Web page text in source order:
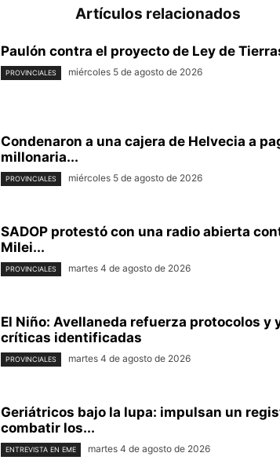
Artículos relacionados
Paulón contra el proyecto de Ley de
PROVINCIALES miércoles 5 de agosto de 2026
Condenaron a una cajera de Helvecia a
millonaria...
PROVINCIALES miércoles 5 de agosto de 2026
SADOP protestó con una radio abierta
Milei...
PROVINCIALES martes 4 de agosto de 2026
El Niño: Avellaneda refuerza protocolos y
críticas identificadas
PROVINCIALES martes 4 de agosto de 2026
Geriátricos bajo la lupa: impulsan un
combatir los...
ENTREVISTA EN EME martes 4 de agosto de 2026